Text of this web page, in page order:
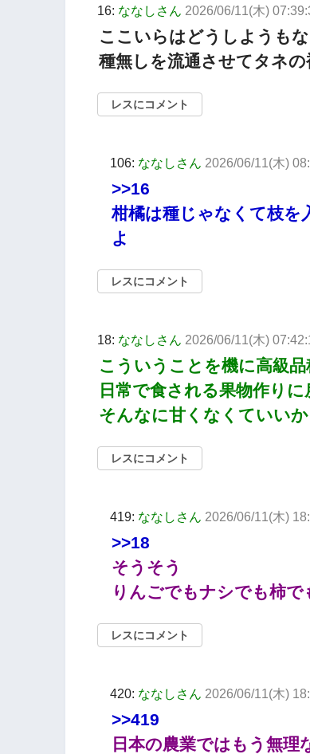
16: ななしさん 2026/06/11(木)
ここいらはどうしようも
種無しを流通させてタネ
レスにコメント
106: ななしさん 2026/06/11(木)
>>16
柑橘は種じゃなくて枝を
よ
レスにコメント
18: ななしさん 2026/06/11(木)
こういうことを機に高級
日常で食される果物作り
そんなに甘くなくていいか
レスにコメント
419: ななしさん 2026/06/11(木)
>>18
そうそう
りんごでもナシでも柿
レスにコメント
420: ななしさん 2026/06/11(木)
>>419
日本の農業ではもう無理